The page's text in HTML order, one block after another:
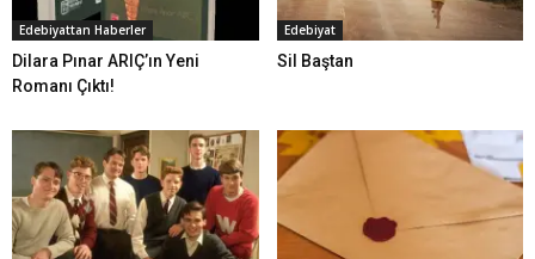
Edebiyattan Haberler
Dilara Pınar ARIÇ’ın Yeni
Romanı Çıktı!
Edebiyat
Sil Baştan